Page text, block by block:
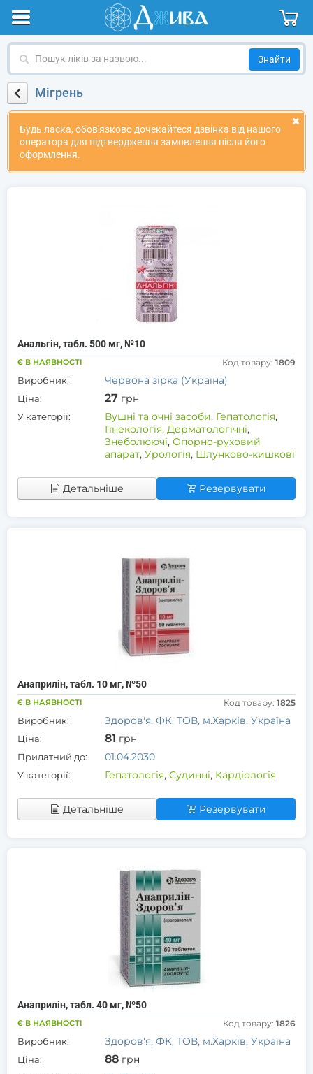
Пошук
за
назвоюМігрень
Будь ласка, обов'язково дочекайтеся дзвінка від нашого
оператора для підтвердження замовлення після його
оформлення.
Анальгін, табл. 500 мг, №10
Є В НАЯВНОСТІ Код товару: 1809
Виробник: Червона зірка (Україна)
Ціна: 27 грн
У категорії: Вушні та очні засоби, Гепатологія,
Гінекологія, Дерматологічні,
Знеболюючі, Опорно-руховий
апарат, Урологія, Шлунково-кишкові
Детальніше Резервувати
Анаприлін, табл. 10 мг, №50
Є В НАЯВНОСТІ Код товару: 1825
Виробник: Здоров'я, ФК, ТОВ, м.Харків, Україна
Ціна: 81 грн
Придатний до: 01.04.2030
У категорії: Гепатологія, Судинні, Кардіологія
Детальніше Резервувати
Анаприлін, табл. 40 мг, №50
Є В НАЯВНОСТІ Код товару: 1826
Виробник: Здоров'я, ФК, ТОВ, м.Харків, Україна
Ціна: 88 грн